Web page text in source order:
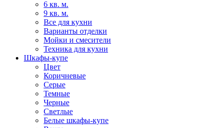
6 кв. м.
9 кв. м.
Все для кухни
Варианты отделки
Мойки и смесители
Техника для кухни
Шкафы-купе
Цвет
Коричневые
Серые
Темные
Черные
Светлые
Белые шкафы-купе